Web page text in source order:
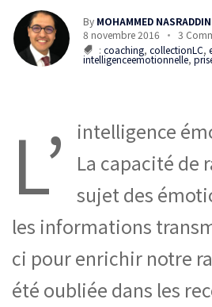
By MOHAMMED
8 novembre 2016
3
: coaching, collectionLC,
intelligenceemotionnelle,
L’
intelligence
La capacité de
sujet des
les informations
ci pour enrichir notre
été oubliée dans les